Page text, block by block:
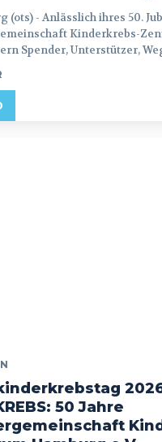
50. Jubiläums lud die
Kinderkrebs-
Spender, Unterstützer,
50 Jahre